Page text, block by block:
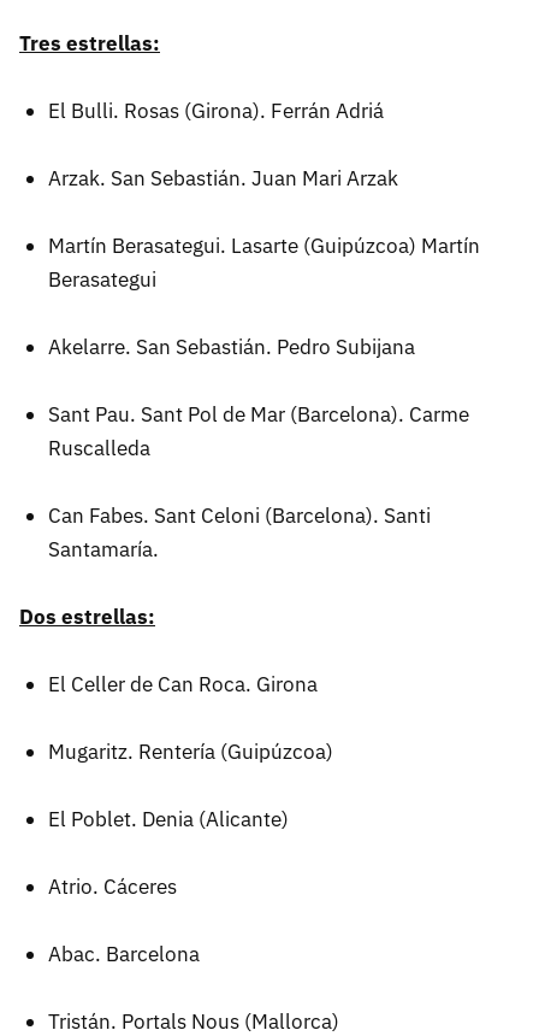
Tres estrellas:
El Bulli. Rosas (Girona). Ferrán Adriá
Arzak. San Sebastián. Juan Mari Arzak
Martín Berasategui. Lasarte (Guipúzcoa) Martín
Berasategui
Akelarre. San Sebastián. Pedro Subijana
Sant Pau. Sant Pol de Mar (Barcelona). Carme
Ruscalleda
Can Fabes. Sant Celoni (Barcelona). Santi
Santamaría.
Dos estrellas:
El Celler de Can Roca. Girona
Mugaritz. Rentería (Guipúzcoa)
El Poblet. Denia (Alicante)
Atrio. Cáceres
Abac. Barcelona
Tristán. Portals Nous (Mallorca)